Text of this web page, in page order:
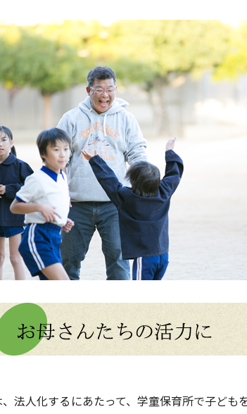
法人化するにあたって、学童保育所で子ども